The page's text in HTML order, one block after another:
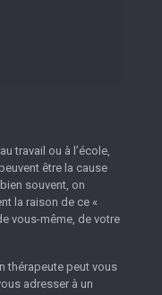
travail ou à l’école,
être la cause
souvent, on
la raison de ce «
vous-même, de votre
thérapeute peut vous
adresser à un